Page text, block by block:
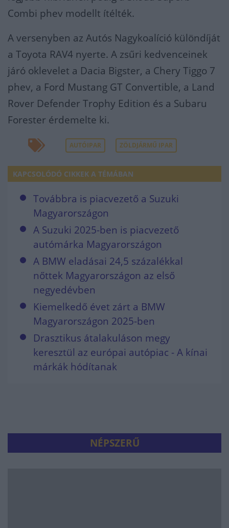
Combi phev modellt ítélték.
A versenyben az Autós Nagykoalíció különdíját
a Toyota RAV4 nyerte. A zsűri kedvenceinek
járó oklevelet a Dacia Bigster, a Chery Tiggo 7
phev, a Ford Mustang GT Convertible, a Land
Rover Defender Trophy Edition és a Subaru
Forester érdemelte ki.
AUTÓIPAR ZÖLDJÁRMŰ IPAR
KAPCSOLÓDÓ CIKKEK A TÉMÁBAN
Továbbra is piacvezető a Suzuki
Magyarországon
A Suzuki 2025-ben is piacvezető
autómárka Magyarországon
A BMW eladásai 24,5 százalékkal
nőttek Magyarországon az első
negyedévben
Kiemelkedő évet zárt a BMW
Magyarországon 2025-ben
Drasztikus átalakuláson megy
keresztül az európai autópiac - A kínai
márkák hódítanak
NÉPSZERŰ